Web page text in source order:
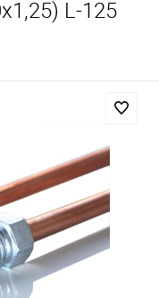
L-125